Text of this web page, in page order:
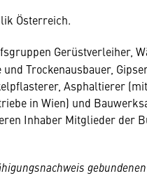
Österreich.
Gerüstverleiher,
Trockenausbauer,
Asphaltierer
in Wien) und
Inhaber Mitglieder der